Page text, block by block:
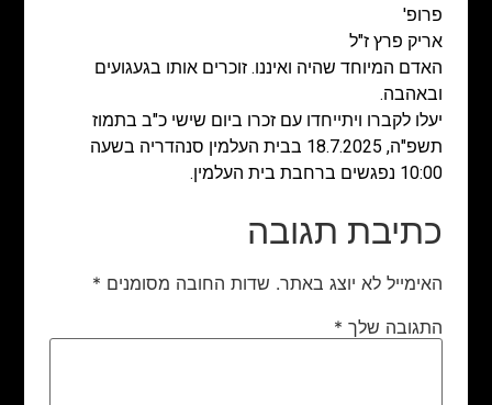
פרופ'
אריק פרץ ז"ל
האדם המיוחד שהיה ואיננו. זוכרים אותו בגעגועים
ובאהבה.
יעלו לקברו ויתייחדו עם זכרו ביום שישי כ"ב בתמוז
תשפ"ה, 18.7.2025 בבית העלמין סנהדריה בשעה
10:00 נפגשים ברחבת בית העלמין.
כתיבת תגובה
האימייל לא יוצג באתר. שדות החובה מסומנים *
התגובה שלך *